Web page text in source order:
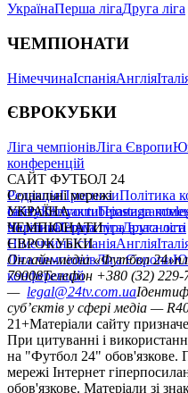
УкраїнаПерша лігаДруга ліга
ЧЕМПІОНАТИ
НімеччинаІспаніяАнглія
ЄВРОКУБКИ
Ліга чемпіонівЛіга Європи
конференцій
САЙТ ФУТБОЛ 24
РедакціяПрогнозиПолітика
сайтуКонтактиПравила
політикаСтруктура власності
Соціальні мережі
facebookxyoutubeinstagram
УКРАЇНА
УкраїнаПерша лігаДруга ліга
ЧЕМПІОНАТИ
НімеччинаІспаніяАнглія
ЄВРОКУБКИ
Ліга чемпіонівЛіга Європи
конференцій
Онлайн-медіа «Футбол 24»
79008Телефон +380 (32) 229-
— legal@24tv.com.ua
суб’єктів у сфері медіа —
21+Матеріали сайту
При цитуванні і
на "Футбол 24" обов'язкове.
мережі Інтернет
обов'язкове. Матеріали зі